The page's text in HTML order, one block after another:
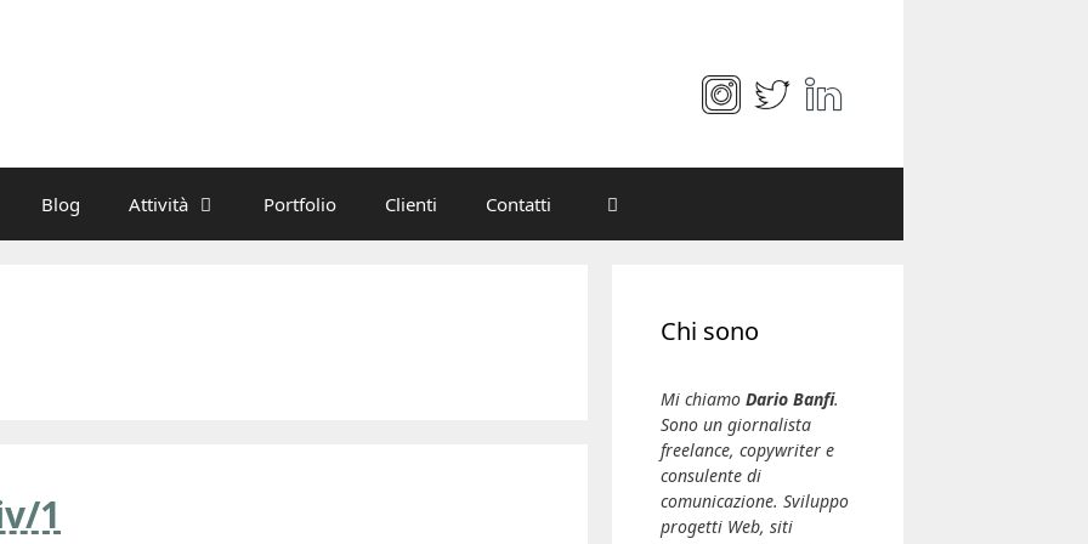
Blog Attività Portfolio Clienti Contatti
1
Chi sono
Mi chiamo Dario Banfi.
Sono un giornalista
freelance, copywriter e
consulente di
comunicazione. Sviluppo
progetti Web, siti